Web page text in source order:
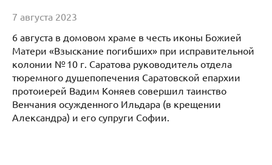
7 августа 2023
6 августа в домовом храме в честь иконы Божией
Матери «Взыскание погибших» при исправительной
колонии № 10 г. Саратова руководитель отдела
тюремного душепопечения Саратовской епархии
протоиерей Вадим Коняев совершил таинство
Венчания осужденного Ильдара (в крещении
Александра) и его супруги Софии.